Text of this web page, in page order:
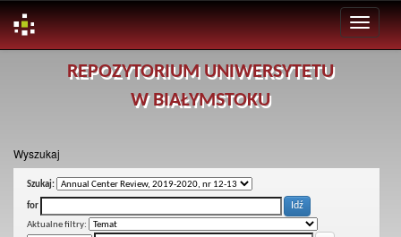
REPOZYTORIUM UNIWERSYTETU
W BIAŁYMSTOKU
Wyszukaj
Szukaj:
for
Aktualne filtry: